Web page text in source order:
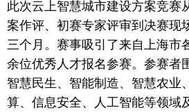
此次云上智慧城市建设方案竞赛
案作评、初赛专家评审到决赛现
三个月。赛事吸引了来自上海市
余位优秀人才报名参赛。参赛者
智慧民生、智能制造、智慧农业
算、信息安全、人工智能等领域